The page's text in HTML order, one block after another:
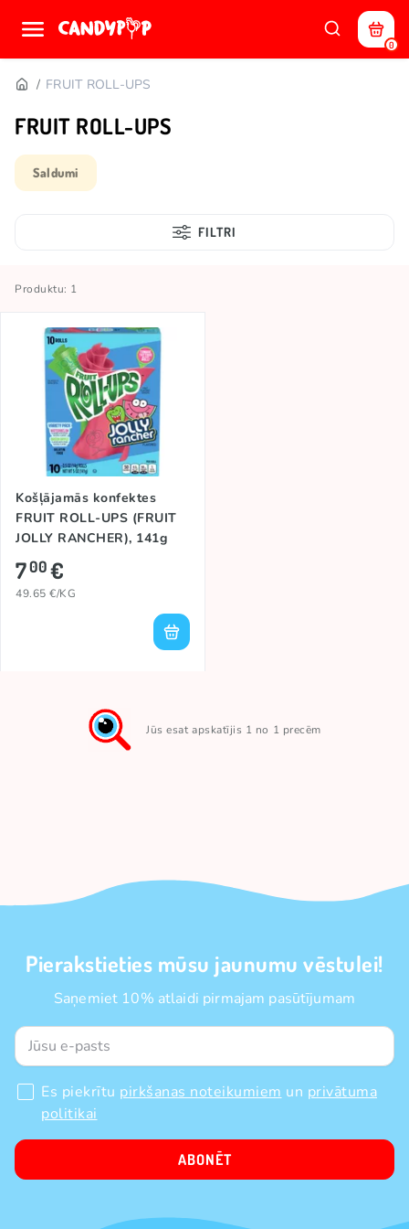
0
FRUIT ROLL-UPS
FRUIT ROLL-UPS
Saldumi
FILTRI
Produktu: 1
Košļājamās konfektes
FRUIT ROLL-UPS (FRUIT
JOLLY RANCHER), 141g
700€
49.65 €/KG
Jūs esat apskatījis 1 no 1 precēm
Pierakstieties mūsu jaunumu vēstulei!
Saņemiet 10% atlaidi pirmajam pasūtījumam
Es piekrītu pirkšanas noteikumiem un privātuma
politikai
ABONĒT